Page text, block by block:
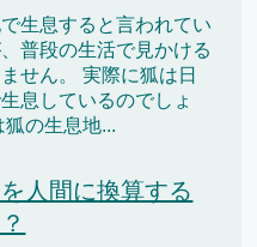
生息すると言われてい
普段の生活で見かける
せん。 実際に狐は日
息しているのでしょ
狐の生息地...
人間に換算する